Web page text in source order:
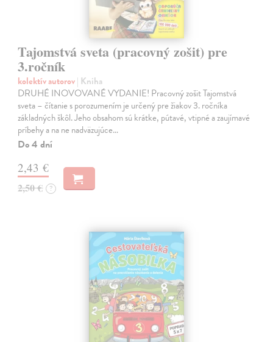
Tajomstvá sveta (pracovný zošit) pre
3.ročník
kolektív autorov| Kniha
DRUHÉ INOVOVANÉ VYDANIE! Pracovný zošit Tajomstvá
sveta – čítanie s porozumením je určený pre žiakov 3. ročníka
základných škôl. Jeho obsahom sú krátke, pútavé, vtipné a zaujímavé
príbehy a na ne nadväzujúce…
Do 4 dní
2,43 €
2,50 € ?